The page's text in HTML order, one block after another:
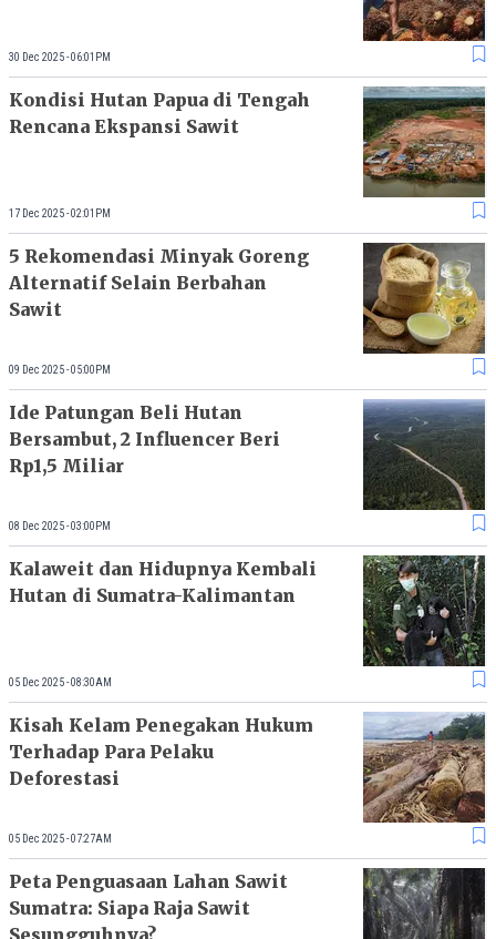
30 Dec 2025 - 06:01PM
Kondisi Hutan Papua di Tengah
Rencana Ekspansi Sawit
17 Dec 2025 - 02:01PM
5 Rekomendasi Minyak Goreng
Alternatif Selain Berbahan
Sawit
09 Dec 2025 - 05:00PM
Ide Patungan Beli Hutan
Bersambut, 2 Influencer Beri
Rp1,5 Miliar
08 Dec 2025 - 03:00PM
Kalaweit dan Hidupnya Kembali
Hutan di Sumatra-Kalimantan
05 Dec 2025 - 08:30AM
Kisah Kelam Penegakan Hukum
Terhadap Para Pelaku
Deforestasi
05 Dec 2025 - 07:27AM
Peta Penguasaan Lahan Sawit
Sumatra: Siapa Raja Sawit